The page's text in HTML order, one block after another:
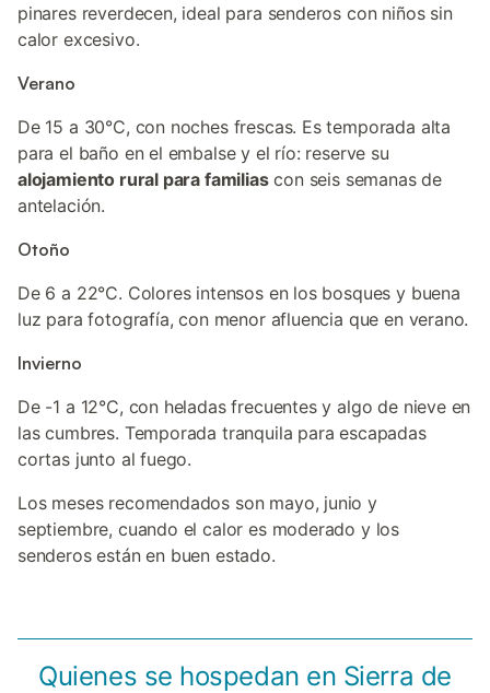
pinares reverdecen, ideal para senderos con niños sin
calor excesivo.
Verano
De 15 a 30°C, con noches frescas. Es temporada alta
para el baño en el embalse y el río: reserve su
alojamiento rural para familiascon seis semanas de
antelación.
Otoño
De 6 a 22°C. Colores intensos en los bosques y buena
luz para fotografía, con menor afluencia que en verano.
Invierno
De -1 a 12°C, con heladas frecuentes y algo de nieve en
las cumbres. Temporada tranquila para escapadas
cortas junto al fuego.
Los meses recomendados son mayo, junio y
septiembre, cuando el calor es moderado y los
senderos están en buen estado.
Quienes se hospedan en Sierra de